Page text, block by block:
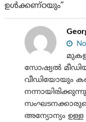
ഉൾക്കണ്ഠയും”
സോഷ്യൽ
വീഡിയോയും
അന്യോന്യം